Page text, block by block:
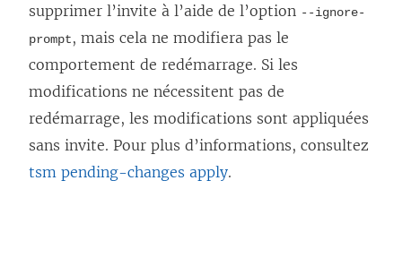
supprimer l’invite à l’aide de l’option --ignore-
prompt, mais cela ne modifiera pas le
comportement de redémarrage. Si les
modifications ne nécessitent pas de
redémarrage, les modifications sont appliquées
sans invite. Pour plus d’informations, consultez
tsm pending-changes apply.